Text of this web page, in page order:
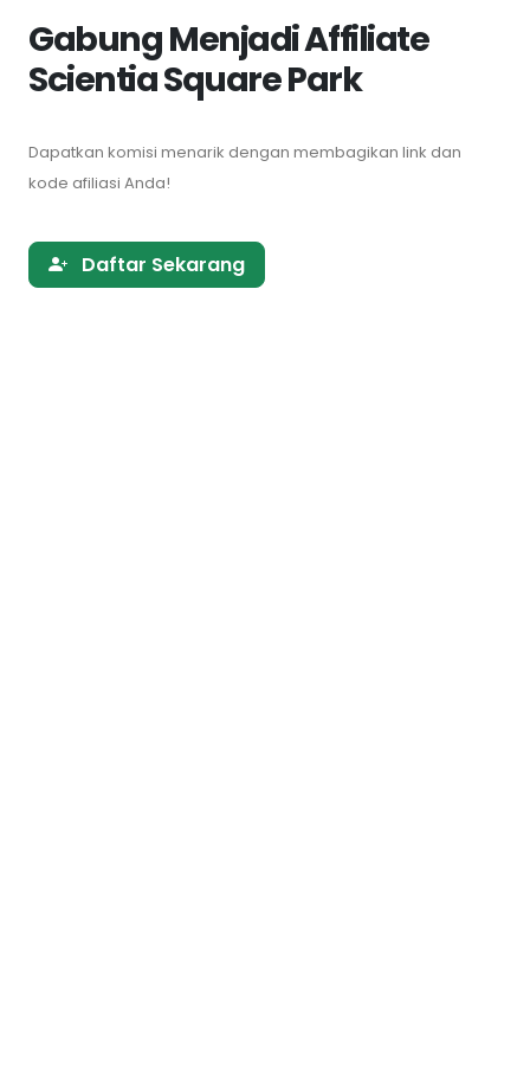
Gabung Menjadi Affiliate
Scientia Square Park
Dapatkan komisi menarik dengan membagikan link dan
kode afiliasi Anda!
Daftar Sekarang